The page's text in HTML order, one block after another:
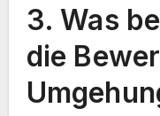
3. Was
die